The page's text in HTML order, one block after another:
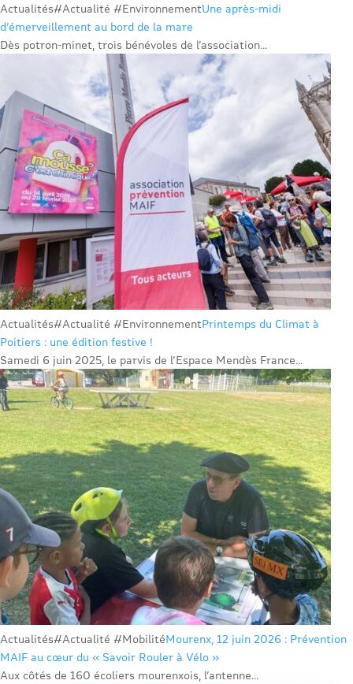
Actualités#Actualité #EnvironnementUne après-midi
d’émerveillement au bord de la mare
Dès potron-minet, trois bénévoles de l’association...
Actualités#Actualité #EnvironnementPrintemps du Climat à
Poitiers : une édition festive !
Samedi 6 juin 2025, le parvis de l’Espace Mendès France...
Actualités#Actualité #MobilitéMourenx, 12 juin 2026 : Prévention
MAIF au cœur du « Savoir Rouler à Vélo »
Aux côtés de 160 écoliers mourenxois, l’antenne...